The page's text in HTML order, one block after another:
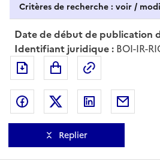
Critères de recherche : voir /
Date de début de publication
Identifiant juridique : BOI-IR-
Exporter le document au
Partager sur Facebook
Partager sur Twitter
Partager sur
Replier